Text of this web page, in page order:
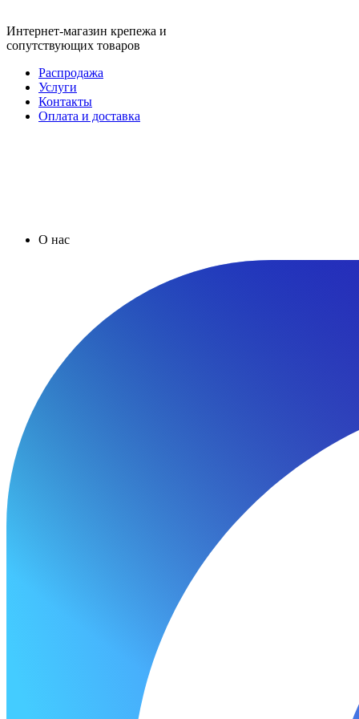
Интернет-магазин крепежа и
сопутствующих товаров
Распродажа
Услуги
Контакты
Оплата и доставка
О нас